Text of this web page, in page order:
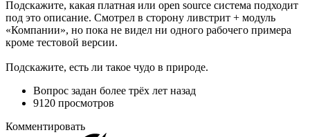
Подскажите, какая платная или open source система подходит
под это описание. Смотрел в сторону ливстрит + модуль
«Компании», но пока не видел ни одного рабочего примера
кроме тестовой версии.
Подскажите, есть ли такое чудо в природе.
Вопрос задан более трёх лет назад
9120 просмотров
Комментировать